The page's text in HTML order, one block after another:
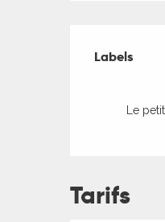
Labels
Labels
Le
Tarifs